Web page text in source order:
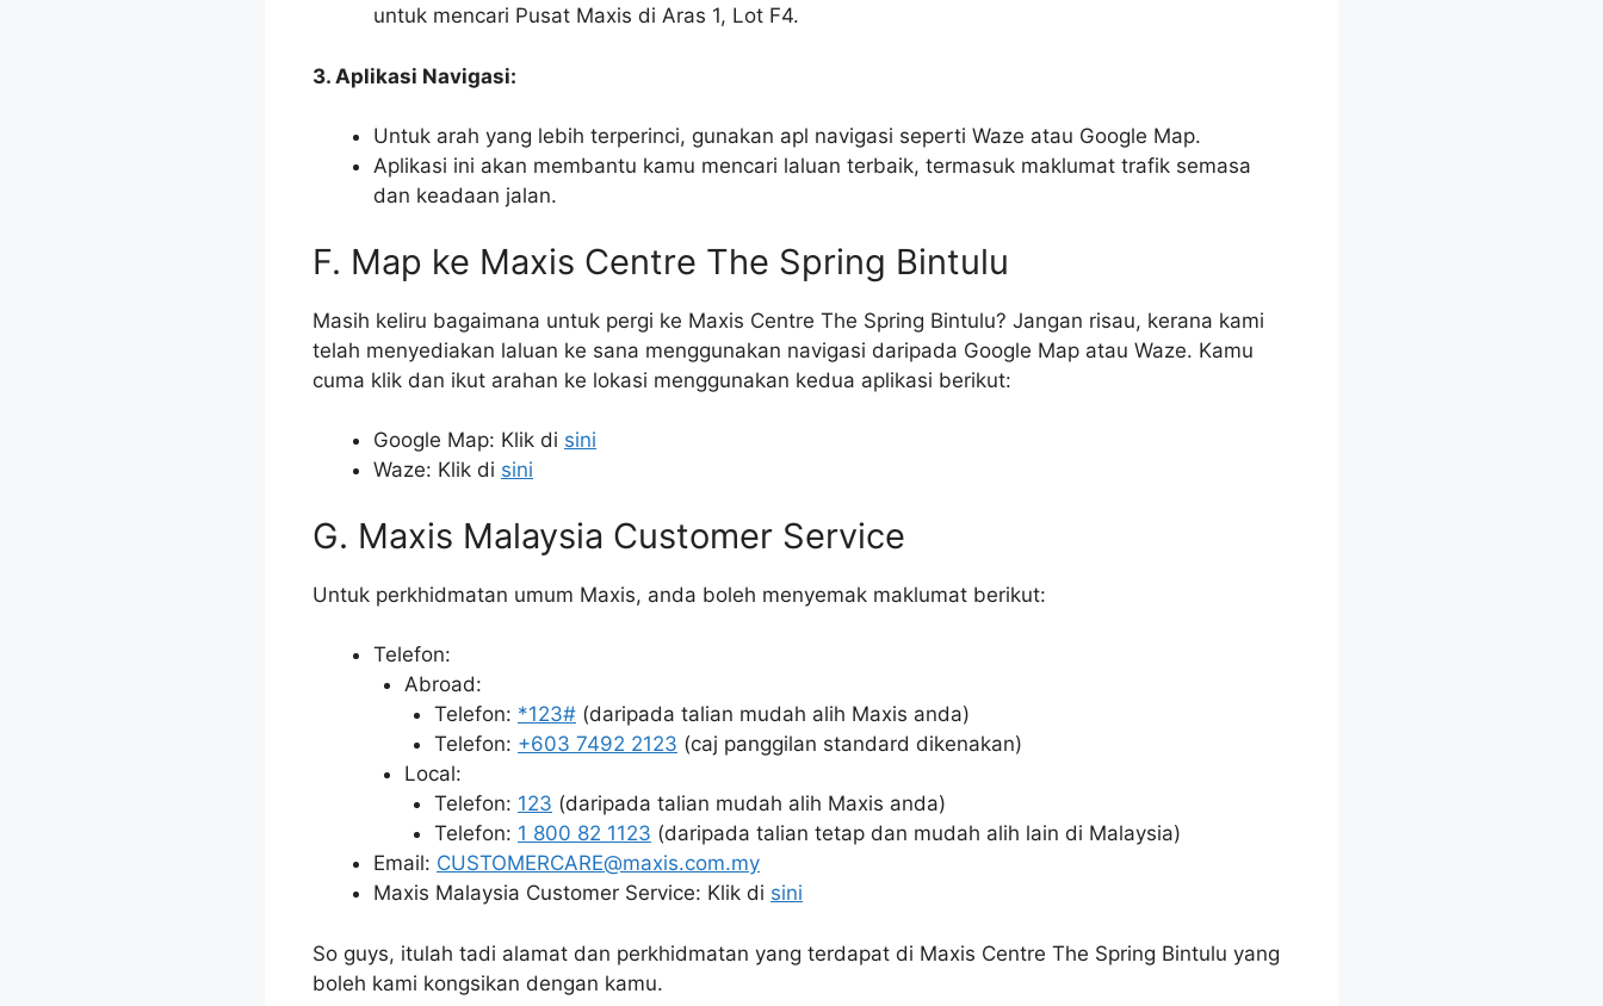
untuk mencari Pusat Maxis di Aras 1, Lot F4.
3. Aplikasi Navigasi:
Untuk arah yang lebih terperinci, gunakan apl navigasi seperti Waze atau Google Map.
Aplikasi ini akan membantu kamu mencari laluan terbaik, termasuk maklumat trafik semasa
dan keadaan jalan.
F. Map ke Maxis Centre The Spring Bintulu
Masih keliru bagaimana untuk pergi ke Maxis Centre The Spring Bintulu? Jangan risau, kerana kami
telah menyediakan laluan ke sana menggunakan navigasi daripada Google Map atau Waze. Kamu
cuma klik dan ikut arahan ke lokasi menggunakan kedua aplikasi berikut:
Google Map: Klik di sini
Waze: Klik di sini
G. Maxis Malaysia Customer Service
Untuk perkhidmatan umum Maxis, anda boleh menyemak maklumat berikut:
Telefon:
Abroad:
Telefon: *123# (daripada talian mudah alih Maxis anda)
Telefon: +603 7492 2123 (caj panggilan standard dikenakan)
Local:
Telefon: 123 (daripada talian mudah alih Maxis anda)
Telefon: 1 800 82 1123 (daripada talian tetap dan mudah alih lain di Malaysia)
Email: CUSTOMERCARE@maxis.com.my
Maxis Malaysia Customer Service: Klik di sini
So guys, itulah tadi alamat dan perkhidmatan yang terdapat di Maxis Centre The Spring Bintulu yang
boleh kami kongsikan dengan kamu.